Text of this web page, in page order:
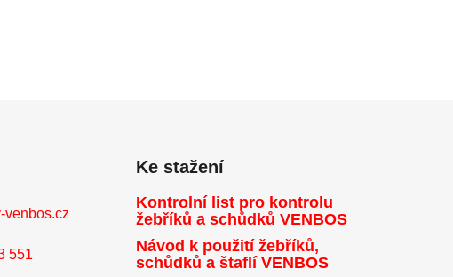
venbos.cz
551
Ke stažení
Kontrolní list pro kontrolu
žebříků a schůdků VENBOS
Návod k použití žebříků,
schůdků a štaflí VENBOS